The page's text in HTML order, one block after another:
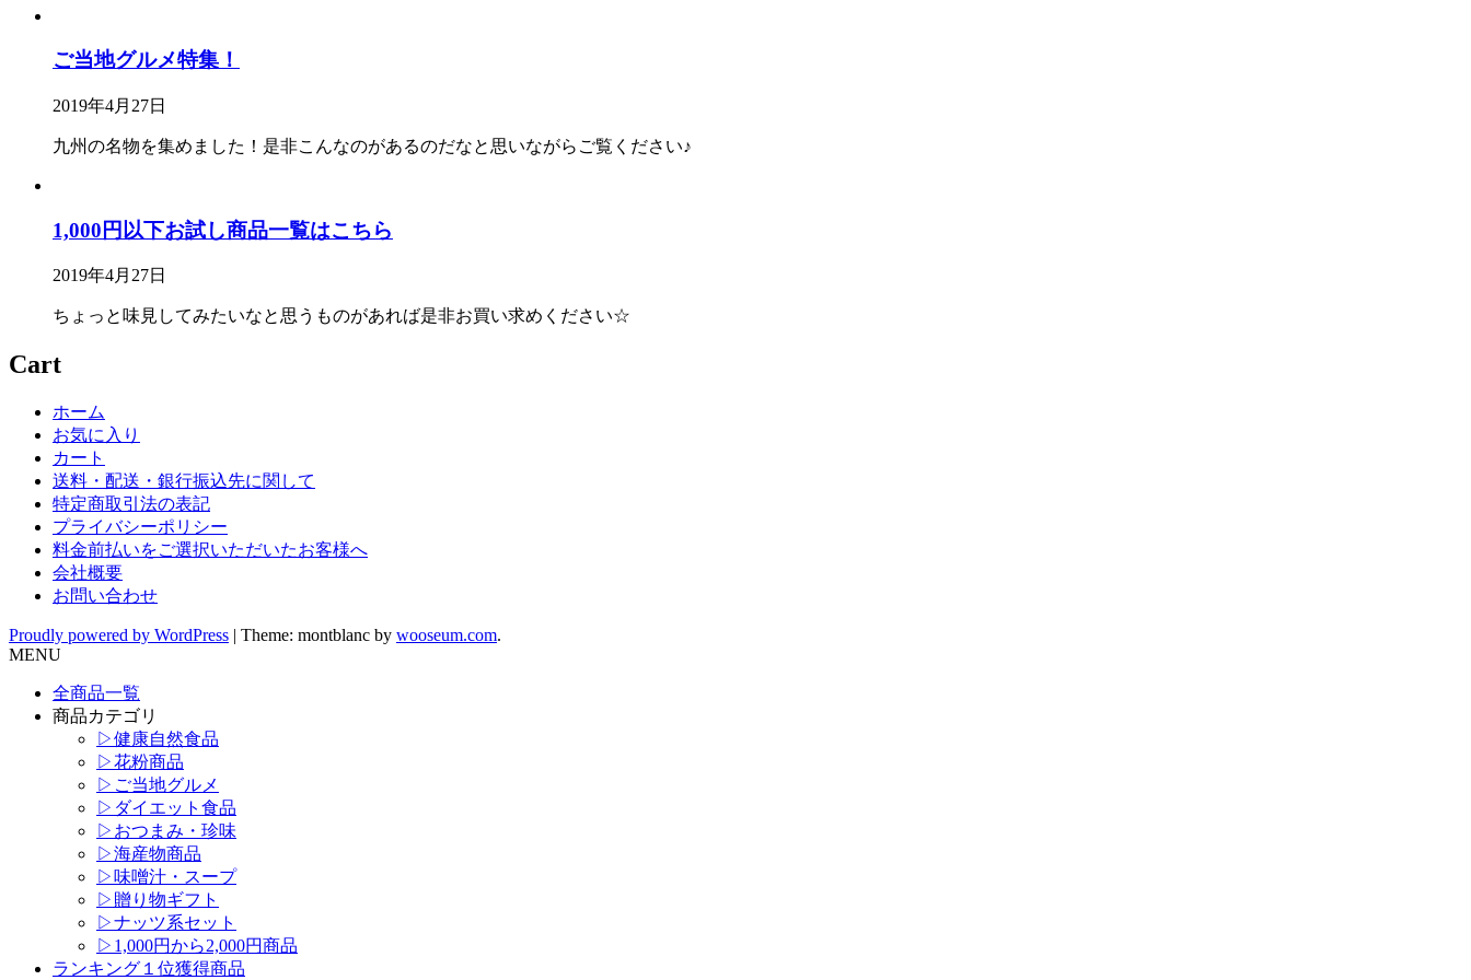
ご当地グルメ特集！
2019年4月27日
九州の名物を集めました！是非こんなのがあるのだなと思いながらご覧ください♪
1,000円以下お試し商品一覧はこちら
2019年4月27日
ちょっと味見してみたいなと思うものがあれば是非お買い求めください☆
Cart
ホーム
お気に入り
カート
送料・配送・銀行振込先に関して
特定商取引法の表記
プライバシーポリシー
料金前払いをご選択いただいたお客様へ
会社概要
お問い合わせ
Proudly powered by WordPress | Theme: montblanc by wooseum.com.
MENU
全商品一覧
商品カテゴリ
▷健康自然食品
▷花粉商品
▷ご当地グルメ
▷ダイエット食品
▷おつまみ・珍味
▷海産物商品
▷味噌汁・スープ
▷贈り物ギフト
▷ナッツ系セット
▷1,000円から2,000円商品
ランキング１位獲得商品